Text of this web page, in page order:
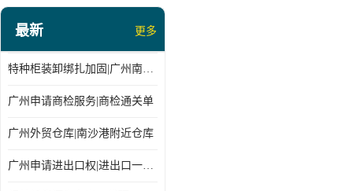
最新 更多
特种柜装卸绑扎加固|广州南沙仓库装卸
广州申请商检服务|商检通关单
广州外贸仓库|南沙港附近仓库
广州申请进出口权|进出口一站式